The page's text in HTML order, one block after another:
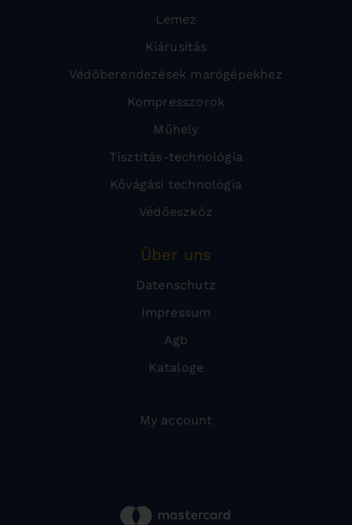
Lemez
Kiárusítás
Védőberendezések marógépekhez
Kompresszorok
Műhely
Tisztítás-technológia
Kővágási technológia
Védőeszköz
Über uns
Datenschutz
Impressum
Agb
Kataloge
My account